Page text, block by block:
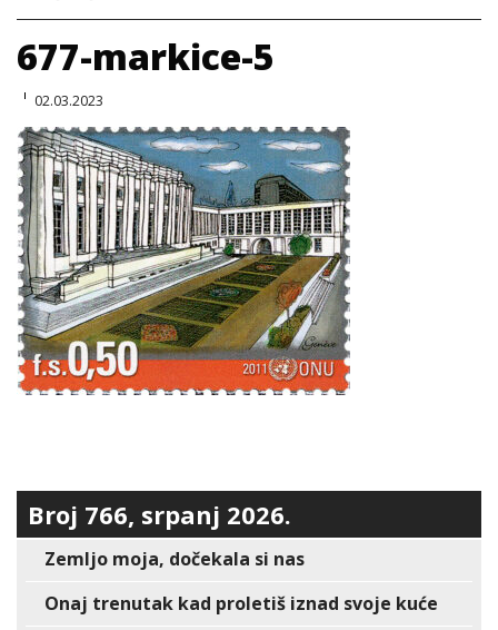
677-markice-5
02.03.2023
Broj 766, srpanj 2026.
Zemljo moja, dočekala si nas
Onaj trenutak kad proletiš iznad svoje kuće